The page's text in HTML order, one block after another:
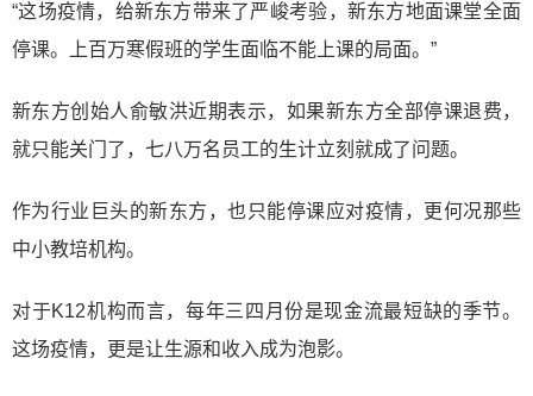
“这场疫情，给新东方带来了严峻考验，新东方地面课堂全面
停课。上百万寒假班的学生面临不能上课的局面。”
新东方创始人俞敏洪近期表示，如果新东方全部停课退费，
就只能关门了，七八万名员工的生计立刻就成了问题。
作为行业巨头的新东方，也只能停课应对疫情，更何况那些
中小教培机构。
对于K12机构而言，每年三四月份是现金流最短缺的季节。
这场疫情，更是让生源和收入成为泡影。